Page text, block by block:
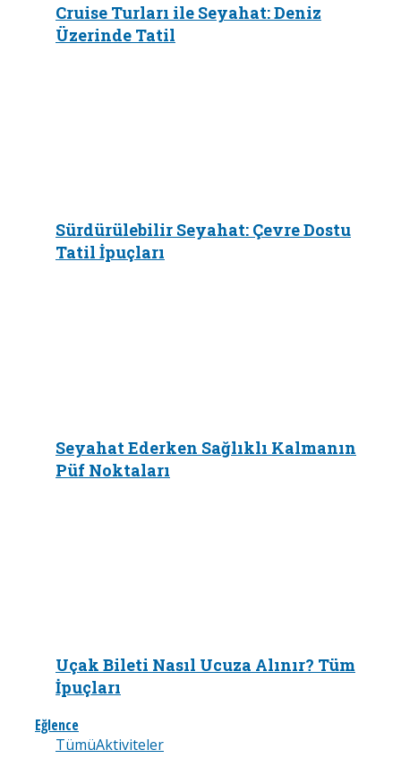
Cruise Turları ile Seyahat: Deniz
Üzerinde Tatil
Sürdürülebilir Seyahat: Çevre Dostu
Tatil İpuçları
Seyahat Ederken Sağlıklı Kalmanın
Püf Noktaları
Uçak Bileti Nasıl Ucuza Alınır? Tüm
İpuçları
Eğlence
TümüAktiviteler